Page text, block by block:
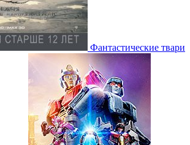
Фантастические твари